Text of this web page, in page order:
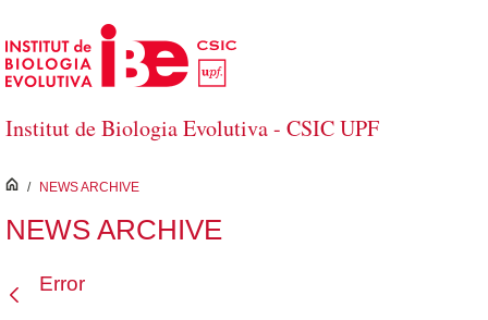
Saltar al contenido principal
Institut de Biologia Evolutiva - CSIC UPF
inici
/ NEWS ARCHIVE
NEWS ARCHIVE
Error